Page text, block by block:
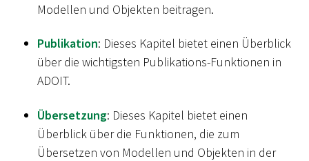
Modellen und Objekten beitragen.
Publikation: Dieses Kapitel bietet einen Überblick
über die wichtigsten Publikations-Funktionen in
ADOIT.
Übersetzung: Dieses Kapitel bietet einen
Überblick über die Funktionen, die zum
Übersetzen von Modellen und Objekten in der